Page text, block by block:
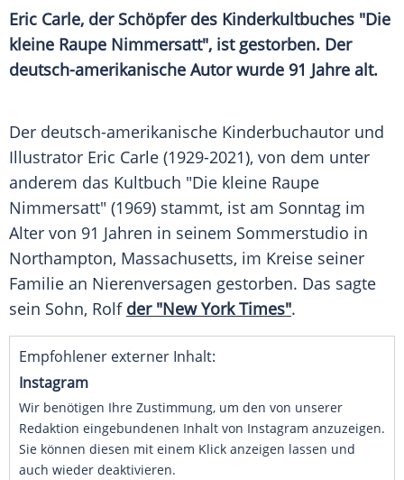
Eric Carle, der Schöpfer des Kinderkultbuches "Die
kleine Raupe Nimmersatt", ist gestorben. Der
deutsch-amerikanische Autor wurde 91 Jahre alt.
Der deutsch-amerikanische Kinderbuchautor und
Illustrator Eric Carle (1929-2021), von dem unter
anderem das Kultbuch "Die kleine Raupe
Nimmersatt" (1969) stammt, ist am Sonntag im
Alter von 91 Jahren in seinem Sommerstudio in
Northampton, Massachusetts, im Kreise seiner
Familie an Nierenversagen gestorben. Das sagte
sein Sohn, Rolf der "New York Times".
Empfohlener externer Inhalt:
Instagram
Wir benötigen Ihre Zustimmung, um den von unserer
Redaktion eingebundenen Inhalt von Instagram anzuzeigen.
Sie können diesen mit einem Klick anzeigen lassen und
auch wieder deaktivieren.